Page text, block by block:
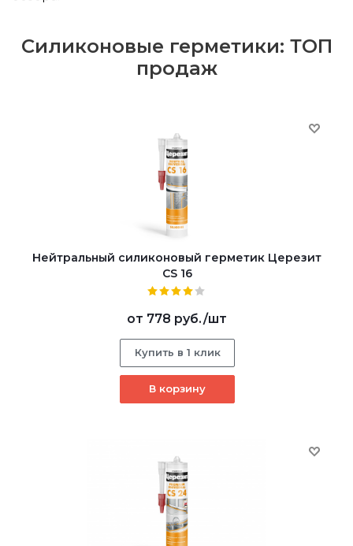
Силиконовые герметики: ТОП
продаж
Нейтральный силиконовый герметик Церезит
CS 16
от 778 руб./шт
Купить в 1 клик
В корзину